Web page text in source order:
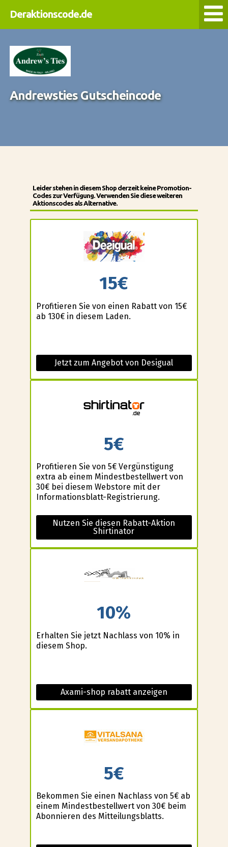
Deraktionscode.de
Andrewsties Gutscheincode
Leider stehen in diesem Shop derzeit keine Promotion-
Codes zur Verfügung. Verwenden Sie diese weiteren
Aktionscodes als Alternative.
15€
Profitieren Sie von einen Rabatt von 15€
ab 130€ in diesem Laden.
Jetzt zum Angebot von Desigual
5€
Profitieren Sie von 5€ Vergünstigung
extra ab einem Mindestbestellwert von
30€ bei diesem Webstore mit der
Informationsblatt-Registrierung.
Nutzen Sie diesen Rabatt-Aktion
Shirtinator
10%
Erhalten Sie jetzt Nachlass von 10% in
diesem Shop.
Axami-shop rabatt anzeigen
5€
Bekommen Sie einen Nachlass von 5€ ab
einem Mindestbestellwert von 30€ beim
Abonnieren des Mitteilungsblatts.